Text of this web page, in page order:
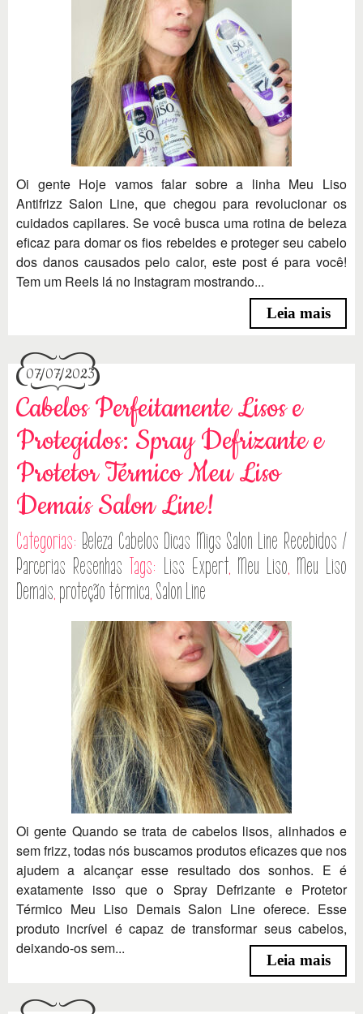
Oi gente Hoje vamos falar sobre a linha Meu Liso
Antifrizz Salon Line, que chegou para revolucionar os
cuidados capilares. Se você busca uma rotina de beleza
eficaz para domar os fios rebeldes e proteger seu cabelo
dos danos causados pelo calor, este post é para você!
Tem um Reels lá no Instagram mostrando...
Leia mais
07/07/2023
Cabelos Perfeitamente Lisos e
Protegidos: Spray Defrizante e
Protetor Térmico Meu Liso
Demais Salon Line!
Categorias: Beleza Cabelos Dicas Migs Salon Line Recebidos /
Parcerias Resenhas Tags: Liss Expert, Meu Liso, Meu Liso
Demais, proteção térmica, Salon Line
Oi gente Quando se trata de cabelos lisos, alinhados e
sem frizz, todas nós buscamos produtos eficazes que nos
ajudem a alcançar esse resultado dos sonhos. E é
exatamente isso que o Spray Defrizante e Protetor
Térmico Meu Liso Demais Salon Line oferece. Esse
produto incrível é capaz de transformar seus cabelos,
deixando-os sem...
Leia mais